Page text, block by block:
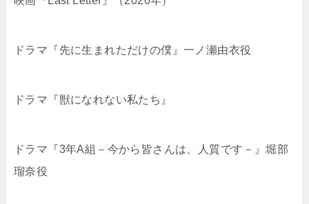
ドラマ『先に生まれただけの僕』一ノ瀬由衣役
ドラマ『獣になれない私たち』
ドラマ『3年A組－今から皆さんは、人質です－』堀部
瑠奈役